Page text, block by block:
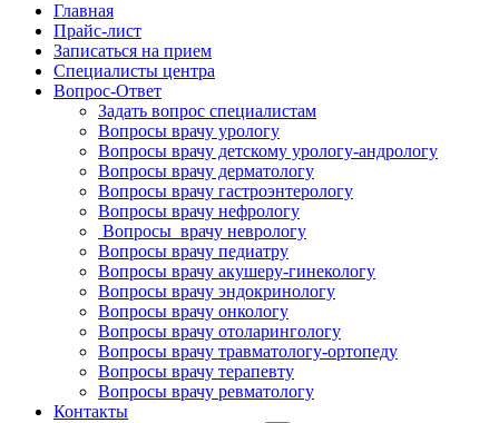
Главная
Прайс-лист
Записаться на прием
Специалисты центра
Вопрос-Ответ
Задать вопрос специалистам
Вопросы врачу урологу
Вопросы врачу детскому урологу-андрологу
Вопросы врачу дерматологу
Вопросы врачу гастроэнтерологу
Вопросы врачу нефрологу
Вопросы врачу неврологу
Вопросы врачу педиатру
Вопросы врачу акушеру-гинекологу
Вопросы врачу эндокринологу
Вопросы врачу онкологу
Вопросы врачу отоларингологу
Вопросы врачу травматологу-ортопеду
Вопросы врачу терапевту
Вопросы врачу ревматологу
Контакты